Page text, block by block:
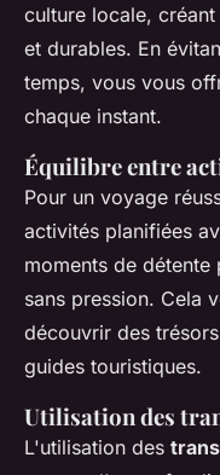
culture locale,
et durables. En
temps, vous vous
chaque instant.
Équilibre entre
Pour un voyage
activités planifiées
moments de
sans pression. Cela
découvrir des
guides touristiques.
Utilisation des
L'utilisation des